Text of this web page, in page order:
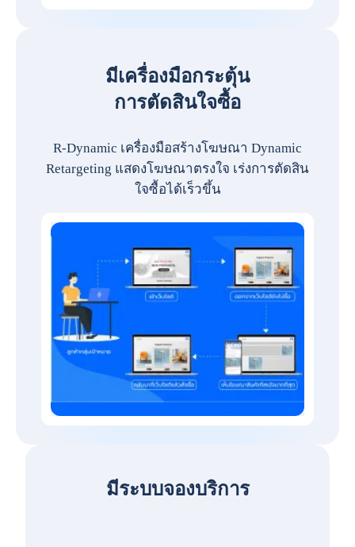
มีเครื่องมือกระตุ้น
การตัดสินใจซื้อ
R-Dynamic เครื่องมือสร้างโฆษณา Dynamic
Retargeting แสดงโฆษณาตรงใจ เร่งการตัดสิน
ใจซื้อได้เร็วขึ้น
มีระบบจองบริการ